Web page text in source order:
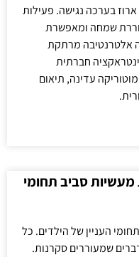
בערכה נגישה. פעילות
שמחה ומאפשרת
אלטרנטיבה מרתקת
חברתית
עדינה, תיאום
מעשיות סביב תחומי
העניין של הילדים. כל
שמעוררים סקרנות.